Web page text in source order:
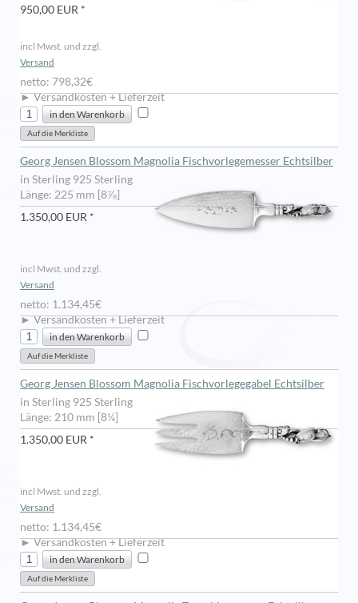
950,00 EUR *
incl Mwst. und zzgl.
Versand
netto: 798,32€
► Versandkosten + Lieferzeit
Georg Jensen Blossom Magnolia Fischvorlegemesser Echtsilber
in Sterling 925 Sterling
Länge: 225 mm [8⅞]
1.350,00 EUR *
incl Mwst. und zzgl.
Versand
netto: 1.134,45€
► Versandkosten + Lieferzeit
Georg Jensen Blossom Magnolia Fischvorlegegabel Echtsilber
in Sterling 925 Sterling
Länge: 210 mm [8¼]
1.350,00 EUR *
incl Mwst. und zzgl.
Versand
netto: 1.134,45€
► Versandkosten + Lieferzeit